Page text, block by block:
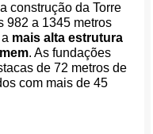
construção da Torre
982 a 1345 metros
mais alta estrutura
. As fundações
de 72 metros de
com mais de 45